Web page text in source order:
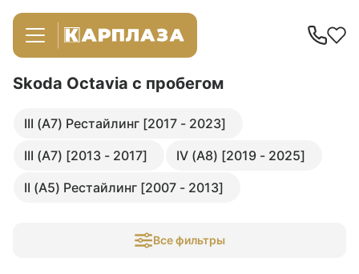
Skoda Octavia с пробегом
III (A7) Рестайлинг [2017 - 2023]
III (A7) [2013 - 2017]
IV (A8) [2019 - 2025]
II (A5) Рестайлинг [2007 - 2013]
Все фильтры